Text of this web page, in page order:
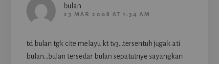
bulan
23 MAR 2008 AT 1:34 AM
td bulan tgk cite melayu kt tv3…tersentuh jugak ati
bulan…bulan tersedar bulan sepatutnye sayangkan